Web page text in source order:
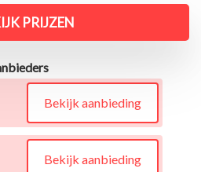
PRIJZEN
Bekijk aanbieding
Bekijk aanbieding